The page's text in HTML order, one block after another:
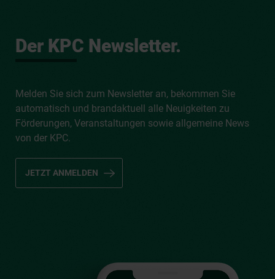
Der KPC Newsletter.
Melden Sie sich zum Newsletter an, bekommen Sie
automatisch und brandaktuell alle Neuigkeiten zu
Förderungen, Veranstaltungen sowie allgemeine News
von der KPC.
JETZT ANMELDEN